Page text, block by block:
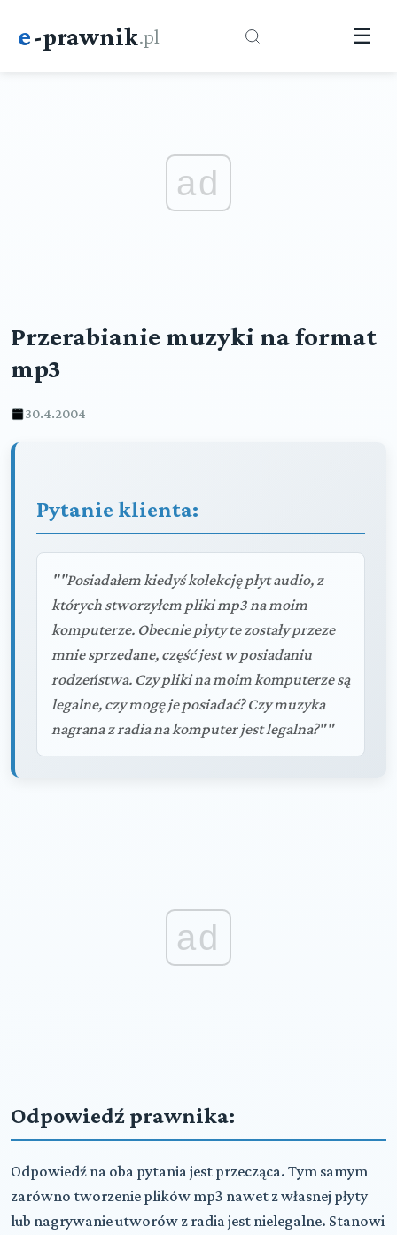
e-prawnik.pl ☰
ad
Przerabianie muzyki na format
mp3
30.4.2004
Pytanie klienta:
""Posiadałem kiedyś kolekcję płyt audio, z
których stworzyłem pliki mp3 na moim
komputerze. Obecnie płyty te zostały przeze
mnie sprzedane, część jest w posiadaniu
rodzeństwa. Czy pliki na moim komputerze są
legalne, czy mogę je posiadać? Czy muzyka
nagrana z radia na komputer jest legalna?""
ad
Odpowiedź prawnika:
Odpowiedź na oba pytania jest przecząca. Tym samym
zarówno tworzenie plików mp3 nawet z własnej płyty
lub nagrywanie utworów z radia jest nielegalne. Stanowi